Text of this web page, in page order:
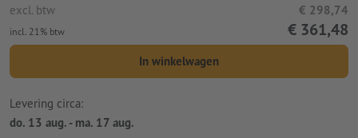
excl. btw € 298,74
incl. 21% btw € 361,48
In winkelwagen
Levering circa:
do. 13 aug. - ma. 17 aug.